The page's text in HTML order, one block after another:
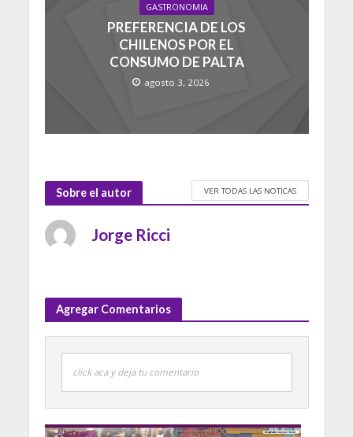
GASTRONOMIA
PREFERENCIA DE LOS
CHILENOS POR EL
CONSUMO DE PALTA
agosto 3, 2026
Sobre el autor VER TODAS LAS NOTICAS
Jorge Ricci
Agregar Comentarios
click aca y deja tu comentario